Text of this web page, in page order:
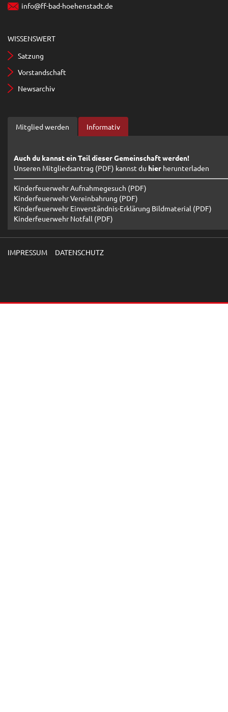
info@ff-bad-hoehenstadt.de
WISSENSWERT
Satzung
Vorstandschaft
Newsarchiv
Mitglied werden Informativ
Auch du kannst ein Teil dieser Gemeinschaft werden!
Unseren Mitgliedsantrag (PDF) kannst du hier herunterladen
Kinderfeuerwehr Aufnahmegesuch (PDF)
Kinderfeuerwehr Vereinbahrung (PDF)
Kinderfeuerwehr Einverständnis-Erklärung Bildmaterial (PDF)
Kinderfeuerwehr Notfall (PDF)
IMPRESSUM DATENSCHUTZ